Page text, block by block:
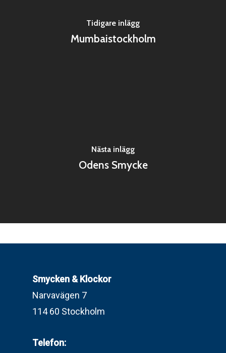
Tidigare inlägg
Mumbaistockholm
Nästa inlägg
Odens Smycke
Smycken & Klockor
Narvavägen 7
114 60 Stockholm
Telefon: